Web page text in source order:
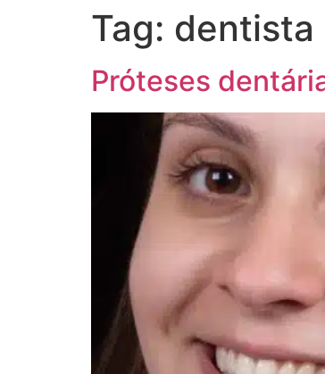
Tag: dentista
Próteses